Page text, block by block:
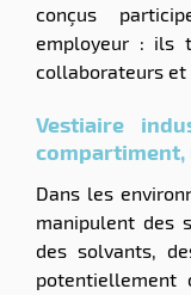
conçus
employeur : ils
collaborateurs et
Vestiaire
compartiment,
Dans les
manipulent des
des solvants,
potentiellement